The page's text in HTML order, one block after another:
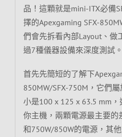
品！這顆就是mini-ITX必備
擇的Apexgaming SFX-
們會先拆看內部Layout、做
過7種儀器設備來深度測試。
首先先簡短的了解下
850MW/SFX-750M，它們
小是100 x 125 x 63.5 mm
你主機，兩顆電源最主要的
和750W/850W的電源，其